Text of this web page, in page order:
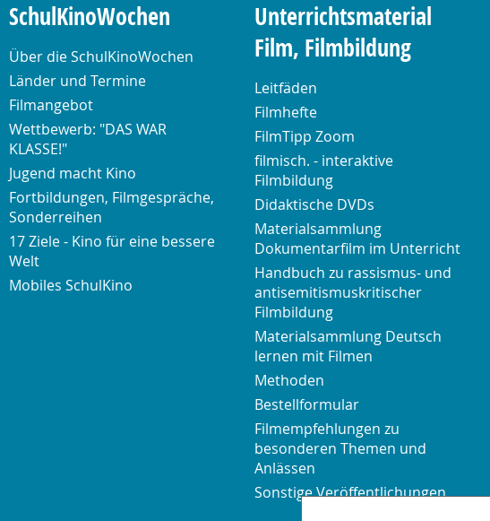
SchulKinoWochen
Über die SchulKinoWochen
Länder und Termine
Filmangebot
Wettbewerb: "DAS WAR
KLASSE!"
Jugend macht Kino
Fortbildungen, Filmgespräche,
Sonderreihen
17 Ziele - Kino für eine bessere
Welt
Mobiles SchulKino
Unterrichtsmaterial
Film, Filmbildung
Leitfäden
Filmhefte
FilmTipp Zoom
filmisch. - interaktive
Filmbildung
Didaktische DVDs
Materialsammlung
Dokumentarfilm im Unterricht
Handbuch zu rassismus- und
antisemitismuskritischer
Filmbildung
Materialsammlung Deutsch
lernen mit Filmen
Methoden
Bestellformular
Filmempfehlungen zu
besonderen Themen und
Anlässen
Sonstige Veröffentlichungen